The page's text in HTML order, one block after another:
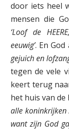
door iets heel
mensen die
‘Loof de
eeuwig’. En
gejuich en
tegen de vele
keert terug
het huis van de
alle koninkrijken
want zijn God